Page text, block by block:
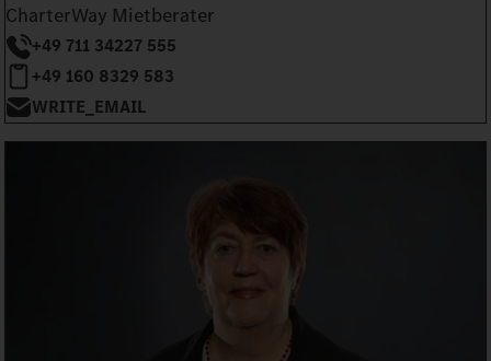
CharterWay Mietberater
+49 711 34227 555
+49 160 8329 583
WRITE_EMAIL